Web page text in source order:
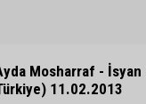
Mosharraf - İsyan
11.02.2013